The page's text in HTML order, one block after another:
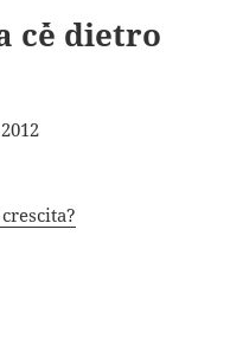
c´è dietro